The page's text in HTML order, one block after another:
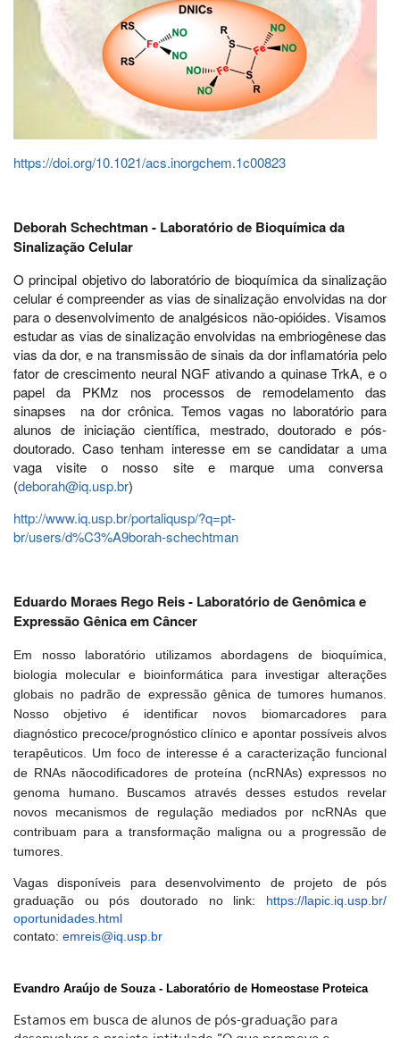
https://doi.org/10.1021/acs.inorgchem.1c00823
Deborah Schechtman - Laboratório de Bioquímica da
Sinalização Celular
O principal objetivo do laboratório de bioquímica da sinalização
celular é compreender as vias de sinalização envolvidas na dor
para o desenvolvimento de analgésicos não-opióides. Visamos
estudar as vias de sinalização envolvidas na embriogênese das
vias da dor, e na transmissão de sinais da dor inflamatória pelo
fator de crescimento neural NGF ativando a quinase TrkA, e o
papel da PKMz nos processos de remodelamento das
sinapses na dor crônica. Temos vagas no laboratório para
alunos de iniciação científica, mestrado, doutorado e pós-
doutorado. Caso tenham interesse em se candidatar a uma
vaga visite o nosso site e marque uma conversa
(deborah@iq.usp.br)
http://www.iq.usp.br/portaliqusp/?q=pt-
br/users/d%C3%A9borah-schechtman
Eduardo Moraes Rego Reis - Laboratório de Genômica e
Expressão Gênica em Câncer
Em nosso laboratório utilizamos abordagens de bioquímica,
biologia molecular e bioinformática para investigar alterações
globais no padrão de expressão gênica de tumores humanos.
Nosso objetivo é identificar novos biomarcadores para
diagnóstico precoce/prognóstico clínico e apontar possíveis alvos
terapêuticos. Um foco de interesse é a caracterização funcional
de RNAs nãocodificadores de proteína (ncRNAs) expressos no
genoma humano. Buscamos através desses estudos revelar
novos mecanismos de regulação mediados por ncRNAs que
contribuam para a transformação maligna ou a progressão de
tumores.
Vagas disponíveis para desenvolvimento de projeto de pós
graduação ou pós doutorado no link: https://lapic.iq.usp.br/
oportunidades.html
contato: emreis@iq.usp.br
Evandro Araújo de Souza - Laboratório de Homeostase Proteica
Estamos em busca de alunos de pós-graduação para